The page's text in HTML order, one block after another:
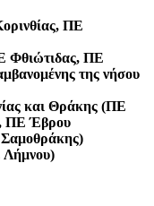
ΠΕ
Φθιώτιδας, ΠΕ
της νήσου
και Θράκης (ΠΕ
ΠΕ Έβρου
Σαμοθράκης)
Λήμνου)